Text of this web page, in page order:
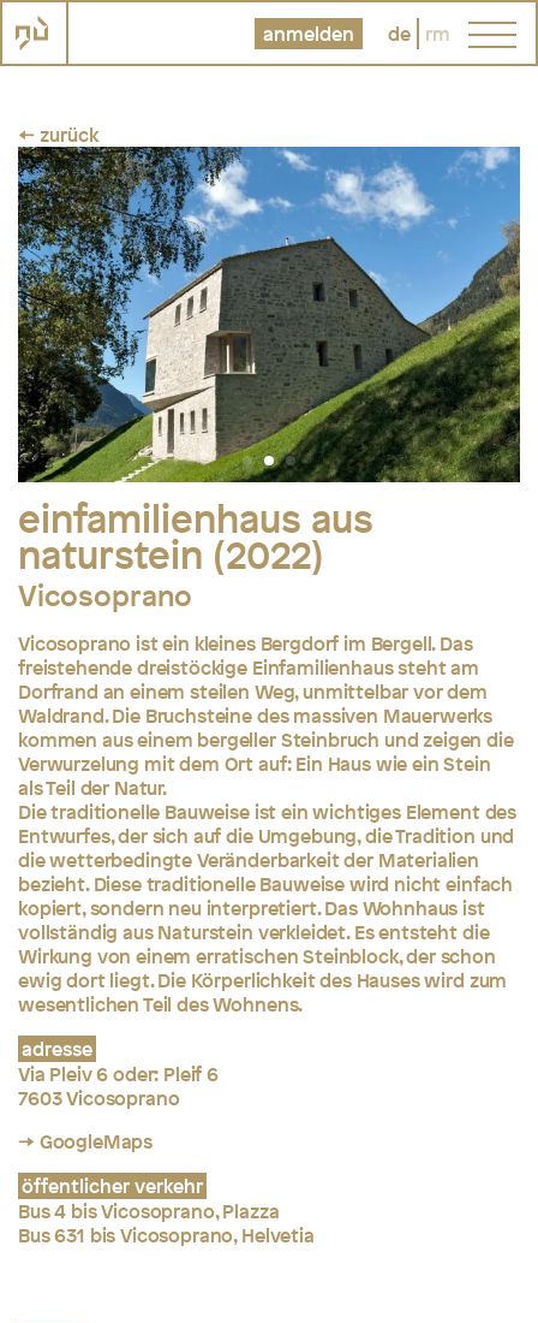
anmelden de rm
← zurück
einfamilienhaus aus
naturstein (2022)
Vicosoprano
Vicosoprano ist ein kleines Bergdorf im Bergell. Das
freistehende dreistöckige Einfamilienhaus steht am
Dorfrand an einem steilen Weg, unmittelbar vor dem
Waldrand. Die Bruchsteine des massiven Mauerwerks
kommen aus einem bergeller Steinbruch und zeigen die
Verwurzelung mit dem Ort auf: Ein Haus wie ein Stein
als Teil der Natur.
Die traditionelle Bauweise ist ein wichtiges Element des
Entwurfes, der sich auf die Umgebung, die Tradition und
die wetterbedingte Veränderbarkeit der Materialien
bezieht. Diese traditionelle Bauweise wird nicht einfach
kopiert, sondern neu interpretiert. Das Wohnhaus ist
vollständig aus Naturstein verkleidet. Es entsteht die
Wirkung von einem erratischen Steinblock, der schon
ewig dort liegt. Die Körperlichkeit des Hauses wird zum
wesentlichen Teil des Wohnens.
adresse
Via Pleiv 6 oder: Pleif 6
7603 Vicosoprano
→ GoogleMaps
öffentlicher verkehr
Bus 4 bis Vicosoprano, Plazza
Bus 631 bis Vicosoprano, Helvetia